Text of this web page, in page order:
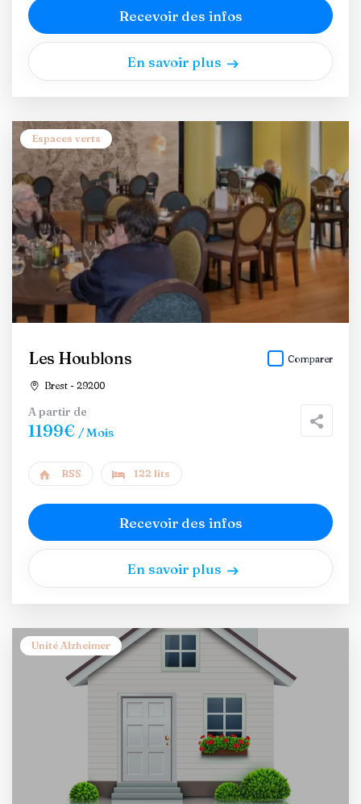
Recevoir des infos
En savoir plus
Espaces verts
Les Houblons
Brest - 29200
Comparer
A partir de
1199€ / Mois
RSS 122 lits
Recevoir des infos
En savoir plus
Unité Alzheimer